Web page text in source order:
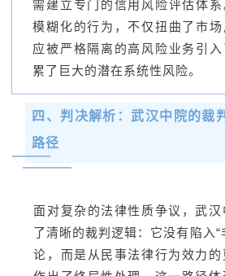
需建立专门的信用风险评估体
模糊化的行为，不仅扭曲了市
应被严格隔离的高风险业务引
累了巨大的潜在系统性风险。
四、判决解析：武汉中院的
路径
面对复杂的法律性质争议，武
了清晰的裁判逻辑：它没有陷入“
论，而是从民事法律行为效力